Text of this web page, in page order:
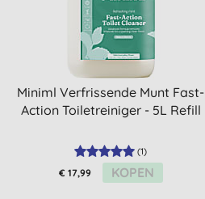
Miniml Verfrissende Munt Fast-
Action Toiletreiniger - 5L Refill
(1)
€ 17,99 KOPEN